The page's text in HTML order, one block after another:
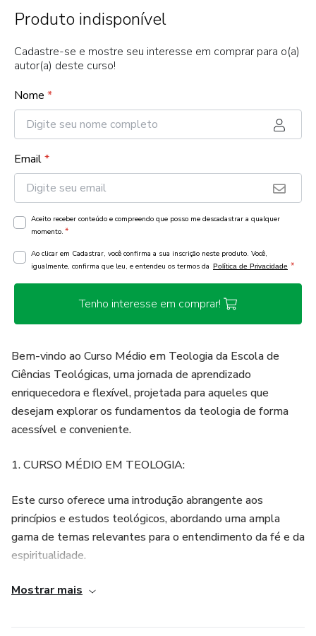
Produto indisponível
Cadastre-se e mostre seu interesse em comprar para o(a)
autor(a) deste curso!
Nome *
Email*
Aceito receber conteúdo e compreendo que posso me descadastrar a qualquer
momento. *
Ao clicar em Cadastrar, você confirma a sua inscrição neste produto. Você,
igualmente, confirma que leu, e entendeu os termos da Política de Privacidade *
Tenho interesse em comprar!
Bem-vindo ao Curso Médio em Teologia da Escola de
Ciências Teológicas, uma jornada de aprendizado
enriquecedora e flexível, projetada para aqueles que
desejam explorar os fundamentos da teologia de forma
acessível e conveniente.
1. CURSO MÉDIO EM TEOLOGIA:
Este curso oferece uma introdução abrangente aos
princípios e estudos teológicos, abordando uma ampla
gama de temas relevantes para o entendimento da fé e da
espiritualidade.
2. Sem Mensalidade:
Acreditamos na democratização do conhecimento
Mostrar mais